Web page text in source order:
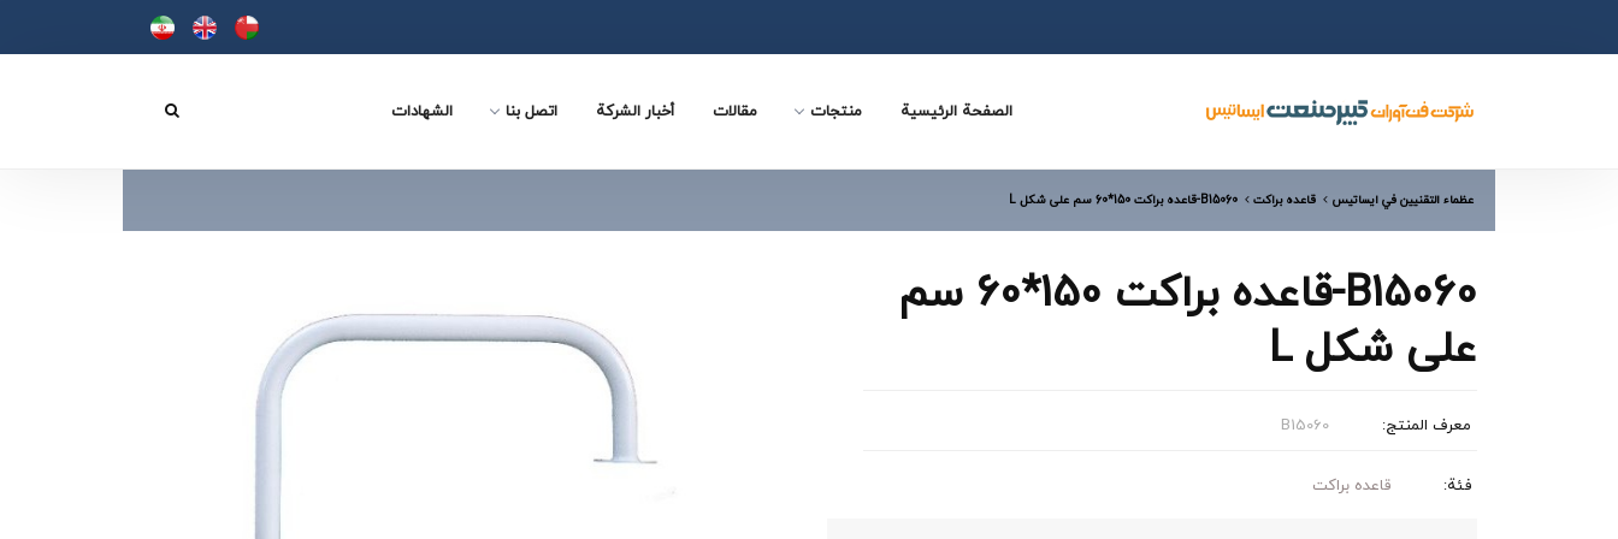
الصفحة الرئيسية منتجات مقالات أخبار الشركة اتصل بنا الشهادات
عظماء التقنيين في ایساتیس قاعده براکت B15060-قاعده براکت 150*60 سم علی شکل L
B15060-قاعده براکت 150*60 سم
علی شکل L
معرف المنتج: B15060
فئة: قاعده براکت